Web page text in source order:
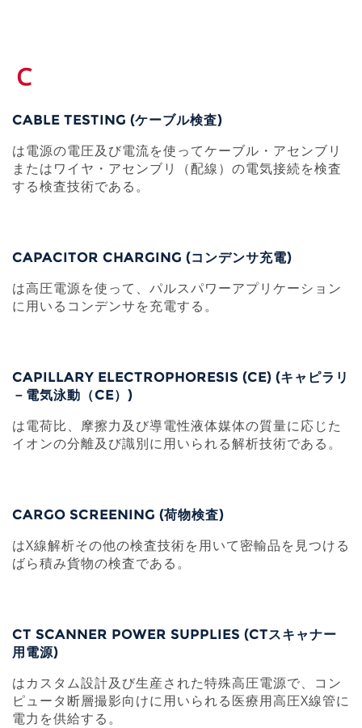
C
CABLE TESTING (ケーブル検査)
は電源の電圧及び電流を使ってケーブル・アセンブリ
またはワイヤ・アセンブリ（配線）の電気接続を検査
する検査技術である。
CAPACITOR CHARGING (コンデンサ充電)
は高圧電源を使って、パルスパワーアプリケーション
に用いるコンデンサを充電する。
CAPILLARY ELECTROPHORESIS (CE) (キャピラリ
－電気泳動（CE）)
は電荷比、摩擦力及び導電性液体媒体の質量に応じた
イオンの分離及び識別に用いられる解析技術である。
CARGO SCREENING (荷物検査)
はX線解析その他の検査技術を用いて密輸品を見つける
ばら積み貨物の検査である。
CT SCANNER POWER SUPPLIES (CTスキャナー
用電源)
はカスタム設計及び生産された特殊高圧電源で、コン
ピュータ断層撮影向けに用いられる医療用高圧X線管に
電力を供給する。